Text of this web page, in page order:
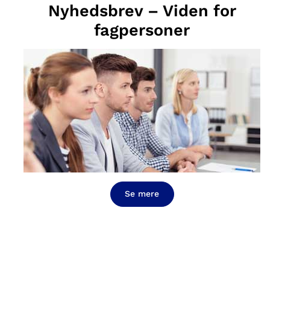
Nyhedsbrev – Viden for
fagpersoner
Se mere